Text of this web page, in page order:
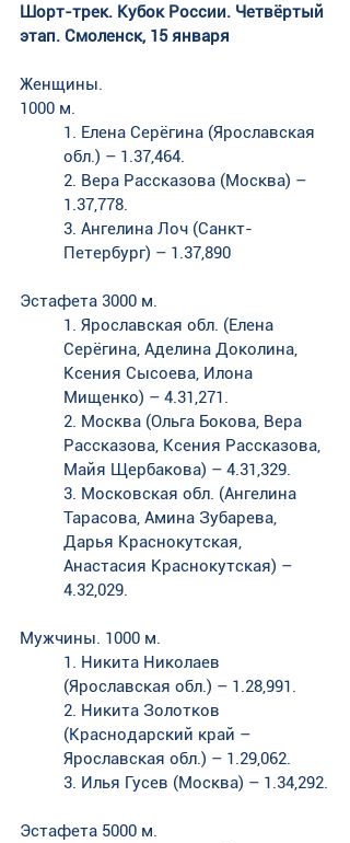
Шорт-трек. Кубок России. Четвёртый
этап. Смоленск, 15 января
Женщины.
1000 м.
1. Елена Серёгина (Ярославская
обл.) – 1.37,464.
2. Вера Рассказова (Москва) –
1.37,778.
3. Ангелина Лоч (Санкт-
Петербург) – 1.37,890
Эстафета 3000 м.
1. Ярославская обл. (Елена
Серёгина, Аделина Доколина,
Ксения Сысоева, Илона
Мищенко) – 4.31,271.
2. Москва (Ольга Бокова, Вера
Рассказова, Ксения Рассказова,
Майя Щербакова) – 4.31,329.
3. Московская обл. (Ангелина
Тарасова, Амина Зубарева,
Дарья Краснокутская,
Анастасия Краснокутская) –
4.32,029.
Мужчины. 1000 м.
1. Никита Николаев
(Ярославская обл.) – 1.28,991.
2. Никита Золотков
(Краснодарский край –
Ярославская обл.) – 1.29,062.
3. Илья Гусев (Москва) – 1.34,292.
Эстафета 5000 м.